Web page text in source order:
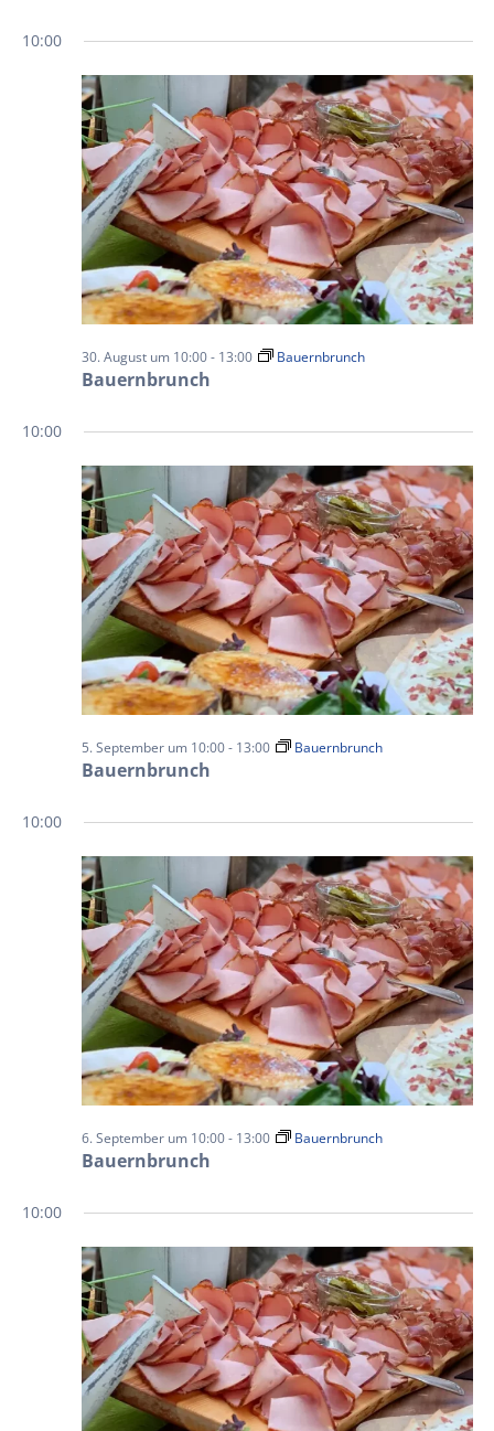
10:00
Bauernbrunch
30. August um 10:00- 13:00 Bauernbrunch
10:00
Bauernbrunch
5. September um 10:00- 13:00 Bauernbrunch
10:00
Bauernbrunch
6. September um 10:00- 13:00 Bauernbrunch
10:00